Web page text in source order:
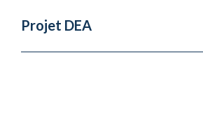
Projet DEA